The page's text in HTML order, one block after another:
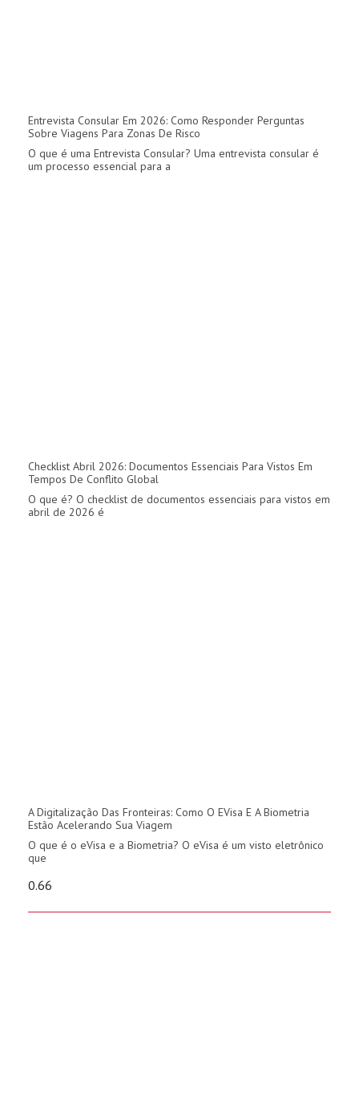
Entrevista Consular Em 2026: Como Responder Perguntas
Sobre Viagens Para Zonas De Risco
O que é uma Entrevista Consular? Uma entrevista consular é
um processo essencial para a
Checklist Abril 2026: Documentos Essenciais Para Vistos Em
Tempos De Conflito Global
O que é? O checklist de documentos essenciais para vistos em
abril de 2026 é
A Digitalização Das Fronteiras: Como O EVisa E A Biometria
Estão Acelerando Sua Viagem
O que é o eVisa e a Biometria? O eVisa é um visto eletrônico
que